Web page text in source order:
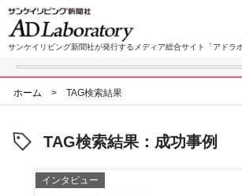
サンケイリビング新聞社が発行するメディア総合サイト「アドラ
ホーム > TAG検索結果
TAG検索結果：成功事例
インタビュー